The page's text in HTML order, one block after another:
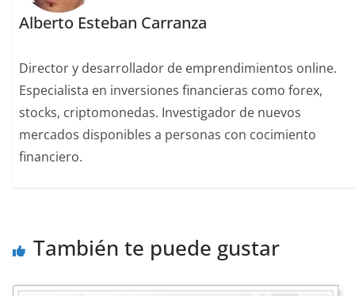
Alberto Esteban Carranza
Director y desarrollador de emprendimientos online.
Especialista en inversiones financieras como forex,
stocks, criptomonedas. Investigador de nuevos
mercados disponibles a personas con cocimiento
financiero.
También te puede gustar